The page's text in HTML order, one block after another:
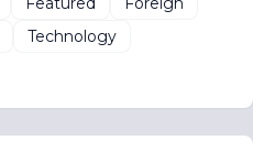
Technology